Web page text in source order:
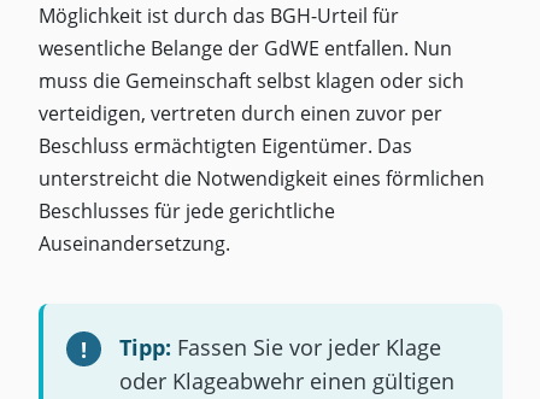
Möglichkeit ist durch das BGH-Urteil für
wesentliche Belange der GdWE entfallen. Nun
muss die Gemeinschaft selbst klagen oder sich
verteidigen, vertreten durch einen zuvor per
Beschluss ermächtigten Eigentümer. Das
unterstreicht die Notwendigkeit eines förmlichen
Beschlusses für jede gerichtliche
Auseinandersetzung.
Tipp: Fassen Sie vor jeder Klage
oder Klageabwehr einen gültigen